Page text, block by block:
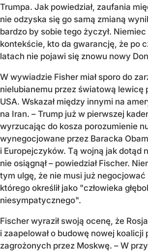
Trumpa. Jak powiedział, zaufania
nie odzyska się go samą zmianą
bardzo by sobie tego życzył. Niemiec
kontekście, kto da gwarancję, że po
latach nie pojawi się znowu nowy
W wywiadzie Fisher miał sporo do
nielubianemu przez światową lewicę
USA. Wskazał między innymi na
na Iran. – Trump już w pierwszej
wyrzucając do kosza porozumienie
wynegocjowane przez Baracka
i Europejczyków. Tą wojną jak dotąd
nie osiągnął – powiedział Fischer.
tym ulgę, że nie musi już negocjować
którego określił jako "człowieka
niesympatycznego".
Fischer wyraził swoją ocenę, że
i zaapelował o budowę nowej koalicji
zagrożonych przez Moskwę. – W